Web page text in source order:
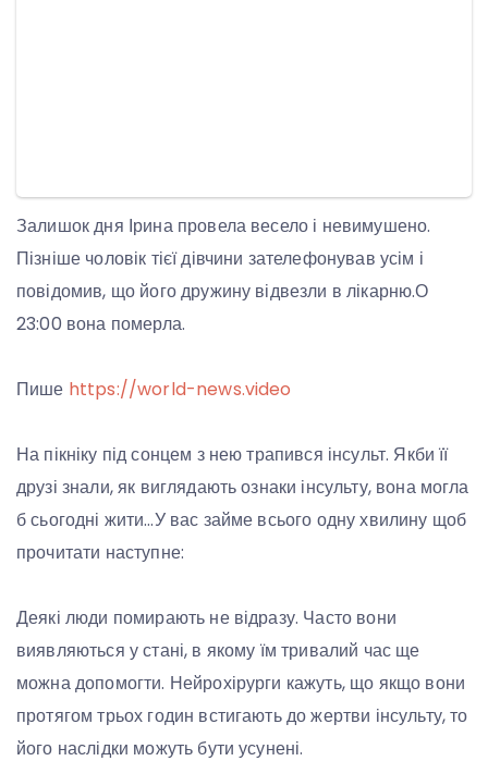
Залишок дня Ірина провела весело і невимушено.
Пізніше чоловік тієї дівчини зателефонував усім і
повідомив, що його дружину відвезли в лікарню.О
23:00 вона померла.
Пише https://world-news.video
На пікніку під сонцем з нею трапився інсульт. Якби її
друзі знали, як виглядають ознаки інсульту, вона могла
б сьогодні жити…У вас займе всього одну хвилину щоб
прочитати наступне:
Деякі люди помирають не відразу. Часто вони
виявляються у стані, в якому їм тривалий час ще
можна допомогти. Нейрохірурги кажуть, що якщо вони
протягом трьох годин встигають до жертви інсульту, то
його наслідки можуть бути усунені.